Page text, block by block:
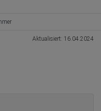
Aktualisiert: 16.04.2024